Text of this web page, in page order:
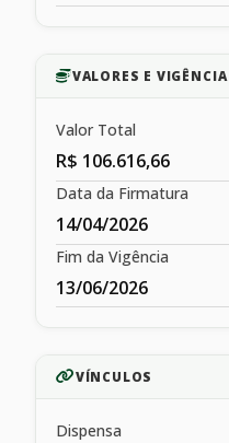
VALORES E VIGÊNCIA
Valor Total
R$ 106.616,66
Data da Firmatura
14/04/2026
Fim da Vigência
13/06/2026
VÍNCULOS
Dispensa